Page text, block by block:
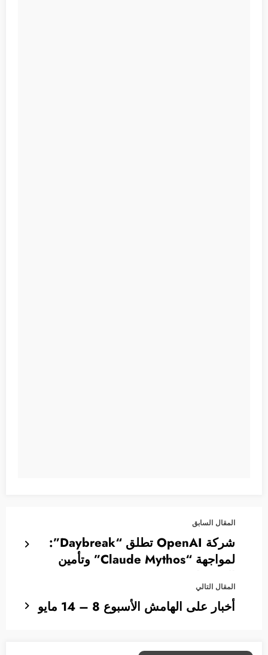
المقال السابق
شركة OpenAI تطلق “Daybreak”:
لمواجهة “Claude Mythos” وتأمين
المقال التالي
أخبار على الهامش الأسبوع 8 – 14 مايو